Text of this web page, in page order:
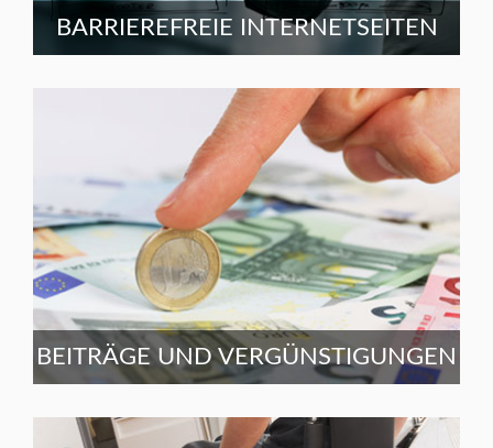
BARRIEREFREIE INTERNETSEITEN
BEITRÄGE UND VERGÜNSTIGUNGEN